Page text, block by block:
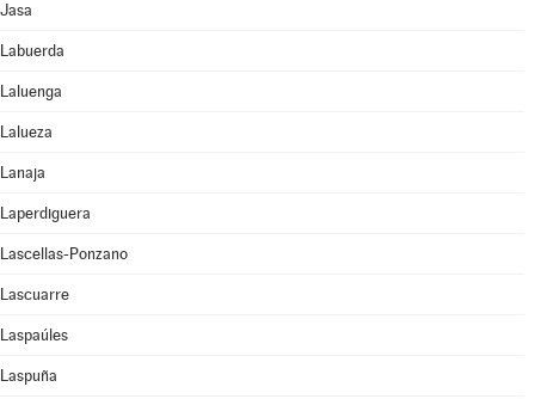
Jasa
Labuerda
Laluenga
Lalueza
Lanaja
Laperdiguera
Lascellas-Ponzano
Lascuarre
Laspaúles
Laspuña